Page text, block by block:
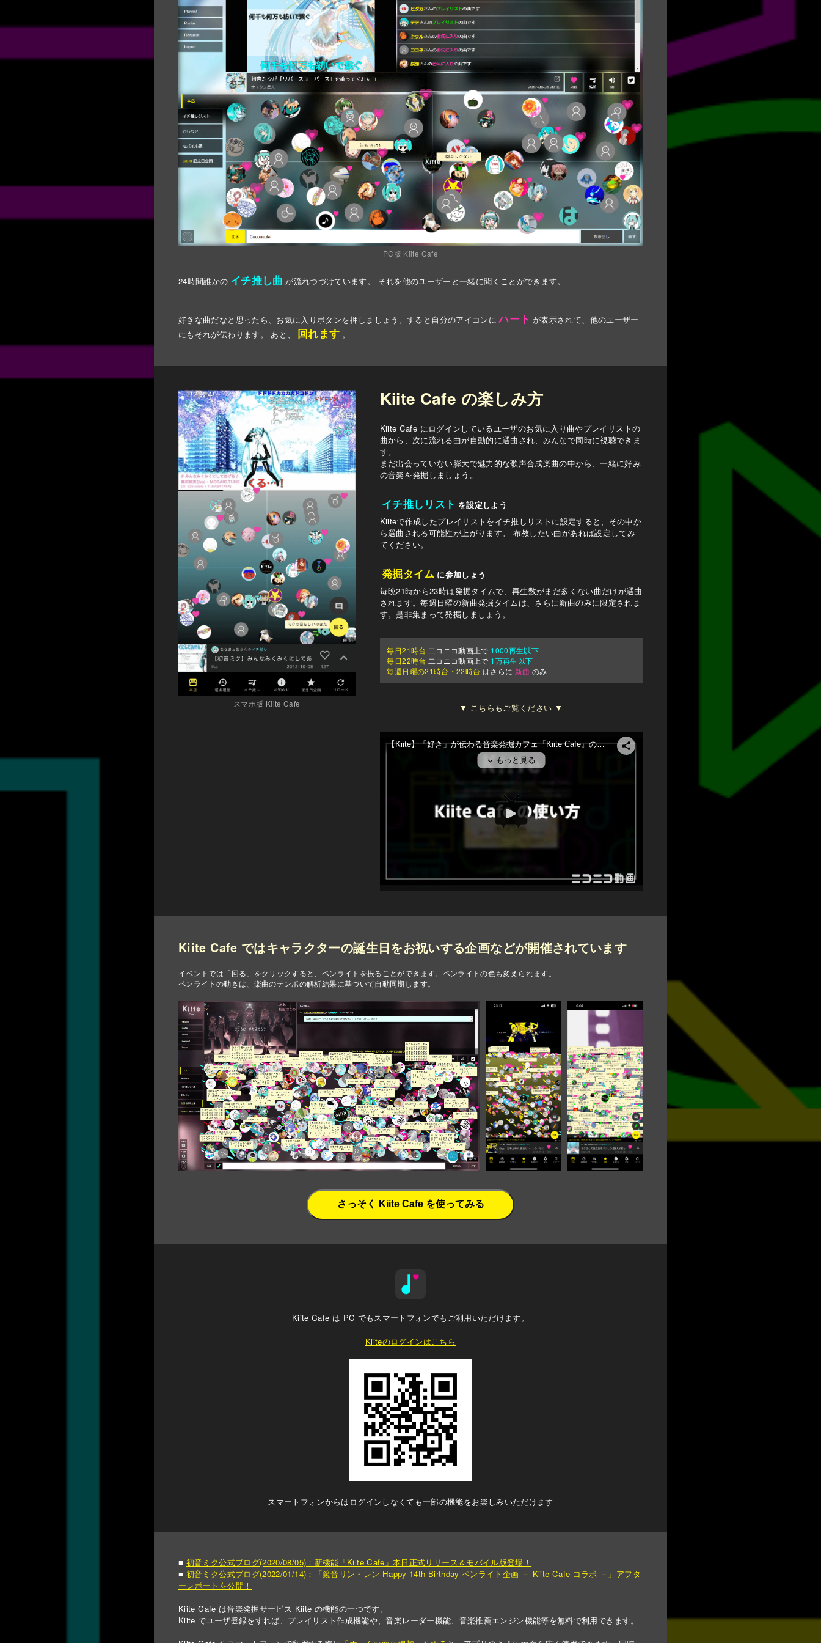
PC版 Kiite Cafe
24時間誰かの イチ推し曲 が流れつづけています。 それを他のユーザーと一緒に聞くことができます。
好きな曲だなと思ったら、お気に入りボタンを押しましょう。すると自分のアイコンに ハート が表示されて、他のユーザー
にもそれが伝わります。 あと、
回れます 。
スマホ版 Kiite Cafe
Kiite Cafe の楽しみ方
Kiite Cafe にログインしているユーザのお気に入り曲やプレイリストの
曲から、次に流れる曲が自動的に選曲され、みんなで同時に視聴できま
す。
まだ出会っていない膨大で魅力的な歌声合成楽曲の中から、一緒に好み
の音楽を発掘しましょう。
イチ推しリスト を設定しよう
Kiiteで作成したプレイリストをイチ推しリストに設定すると、その中か
ら選曲される可能性が上がります。 布教したい曲があれば設定してみ
てください。
発掘タイム に参加しょう
毎晩21時から23時は発掘タイムで、再生数がまだ多くない曲だけが選曲
されます。毎週日曜の新曲発掘タイムは、さらに新曲のみに限定されま
す。是非集まって発掘しましょう。
毎日21時台 二コニコ動画上で 1000再生以下
毎日22時台 二コニコ動画上で 1万再生以下
毎週日曜の21時台・22時台 はさらに 新曲 のみ
▼ こちらもご覧ください ▼
Kiite Cafe ではキャラクターの誕生日をお祝いする企画などが開催されています
イベントでは「回る」をクリックすると、ペンライトを振ることができます。ペンライトの色も変えられます。
ペンライトの動きは、楽曲のテンポの解析結果に基づいて自動同期します。
Kiite Cafe は PC でもスマートフォンでもご利用いただけます。
Kiiteのログインはこちら
スマートフォンからはログインしなくても一部の機能をお楽しみいただけます
■ 初音ミク公式ブログ(2020/08/05)：新機能「Kiite Cafe」本日正式リリース＆モバイル版登場！
■ 初音ミク公式ブログ(2022/01/14)：「鏡音リン・レン Happy 14th Birthday ペンライト企画 － Kiite Cafe コラボ －」アフタ
ーレポートを公開！
Kiite Cafe は音楽発掘サービス Kiite の機能の一つです。
Kiite でユーザ登録をすれば、プレイリスト作成機能や、音楽レーダー機能、音楽推薦エンジン機能等を無料で利用できます。